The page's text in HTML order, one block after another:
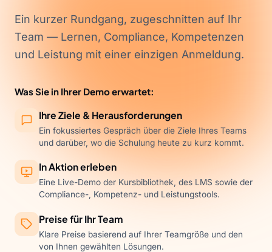
Ein kurzer Rundgang, zugeschnitten auf Ihr
Team — Lernen, Compliance, Kompetenzen
und Leistung mit einer einzigen Anmeldung.
Was Sie in Ihrer Demo erwartet:
Ihre Ziele & Herausforderungen
Ein fokussiertes Gespräch über die Ziele Ihres Teams
und darüber, wo die Schulung heute zu kurz kommt.
In Aktion erleben
Eine Live-Demo der Kursbibliothek, des LMS sowie der
Compliance-, Kompetenz- und Leistungstools.
Preise für Ihr Team
Klare Preise basierend auf Ihrer Teamgröße und den
von Ihnen gewählten Lösungen.